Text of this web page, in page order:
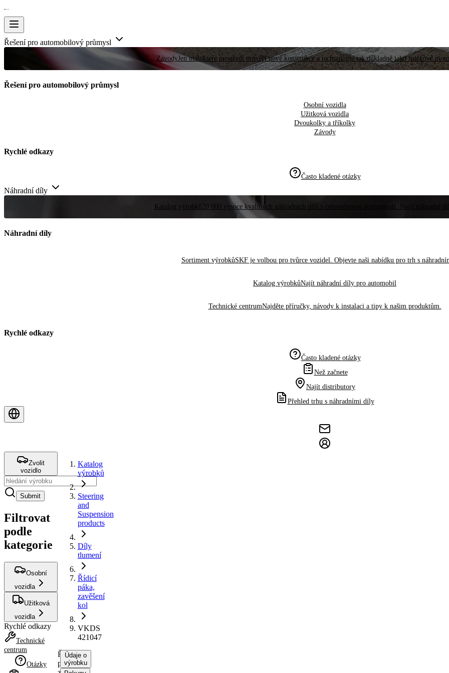
Řešení pro automobilový průmysl
ZávodyJen málokteré prostředí prověří nové konstrukce a technologie tak důkladně jako špičkové
Řešení pro automobilový průmysl
Osobní vozidla
Užitková vozidla
Dvoukolky a tříkolky
Závody
Rychlé odkazy
Často kladené otázky
Náhradní díly
Katalog výrobků20 000 vysoce kvalitních náhradních dílů s celosvětovou dostupností. Najít náhradní
Náhradní díly
Sortiment výrobkůSKF je volbou pro tvůrce vozidel. Objevte naši nabídku pro trh s
Katalog výrobkůNajít náhradní díly pro automobil
Technické centrumNajděte příručky, návody k instalaci a tipy k našim produktům.
Rychlé odkazy
Často kladené otázky
Než začnete
Najít distributory
Přehled trhu s náhradními díly
Zvolit
vozidlo
Submit
Filtrovat
podle
kategorie
Osobní
vozidla
Užitková
vozidla
Rychlé odkazy
Technické
centrum
Otázky
Katalog
výrobků
Steering
and
Suspension
products
Díly
tlumení
Řídicí
páka,
zavěšení
kol
VKDS
421047
Řídicí
páka,
Údaje o
výrobku